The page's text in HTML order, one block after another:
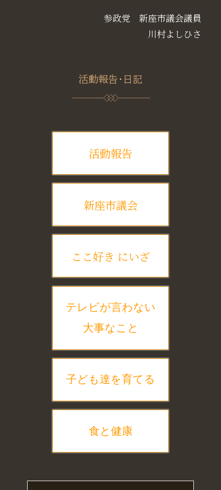
参政党 新座市議会議員
川村よしひさ
活動報告・日記
活動報告
新座市議会
ここ好き にいざ
テレビが言わない
大事なこと
子ども達を育てる
食と健康